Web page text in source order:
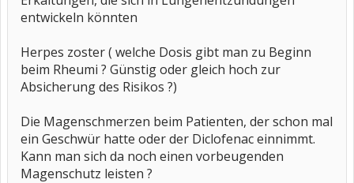
entwickeln könnten
Herpes zoster ( welche Dosis gibt man zu Beginn
beim Rheumi ? Günstig oder gleich hoch zur
Absicherung des Risikos ?)
Die Magenschmerzen beim Patienten, der schon mal
ein Geschwür hatte oder der Diclofenac einnimmt.
Kann man sich da noch einen vorbeugenden
Magenschutz leisten ?